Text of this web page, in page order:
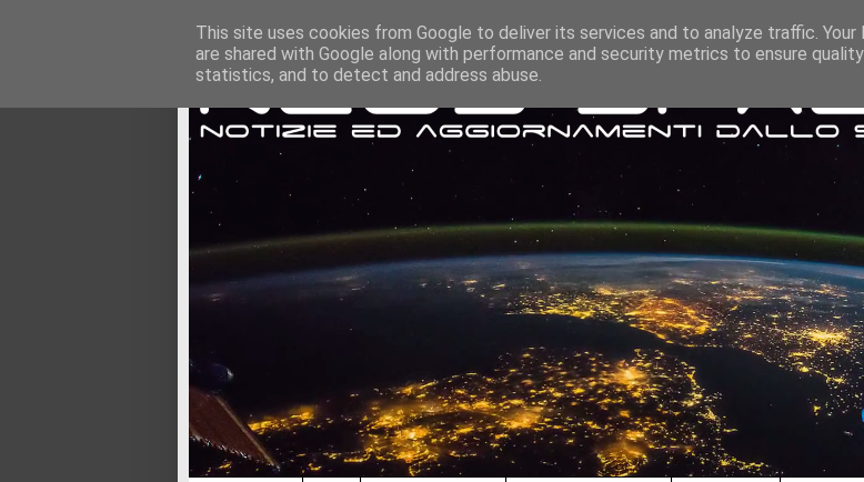
This site uses cookies from Google to deliver its services and to analyze traffic. Your
are shared with Google along with performance and security metrics to ensure
statistics, and to detect and address abuse.